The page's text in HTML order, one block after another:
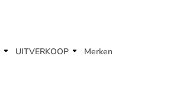
UITVERKOOP Merken